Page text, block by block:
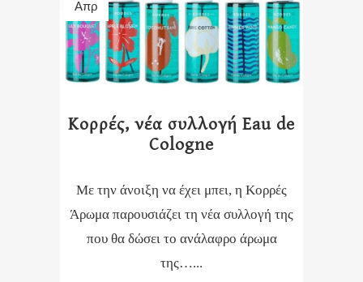
Απρ
Κορρές, νέα συλλογή Eau de
Cologne
Με την άνοιξη να έχει μπει, η Κορρές
Άρωμα παρουσιάζει τη νέα συλλογή της
που θα δώσει το ανάλαφρο άρωμα
της…...